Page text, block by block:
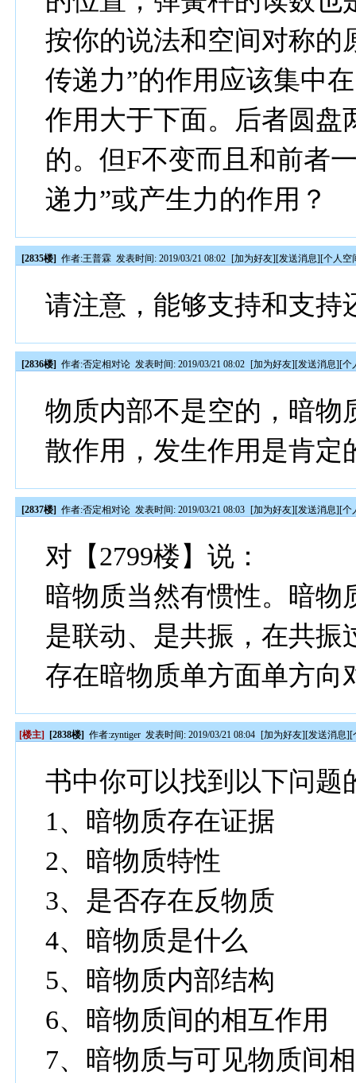
按你的说法和空间对称的
传递力”的作用应该集中
作用大于下面。后者圆盘
的。但F不变而且和前者
递力”或产生力的作用？
[2835楼] 作者:王普霖 发表时间: 2019/03/21 08:02 [加为好友][发送消息][个人空
请注意，能够支持和支持
[2836楼] 作者:否定相对论 发表时间: 2019/03/21 08:02 [加为好友][发送消息][个
物质内部不是空的，暗物
散作用，发生作用是肯定
[2837楼] 作者:否定相对论 发表时间: 2019/03/21 08:03 [加为好友][发送消息][个
对【2799楼】说：
暗物质当然有惯性。暗物
是联动、是共振，在共振
存在暗物质单方面单方向
[楼主] [2838楼] 作者:zyntiger 发表时间: 2019/03/21 08:04 [加为好友][发送消息][
书中你可以找到以下问题
1、暗物质存在证据
2、暗物质特性
3、是否存在反物质
4、暗物质是什么
5、暗物质内部结构
6、暗物质间的相互作用
7、暗物质与可见物质间